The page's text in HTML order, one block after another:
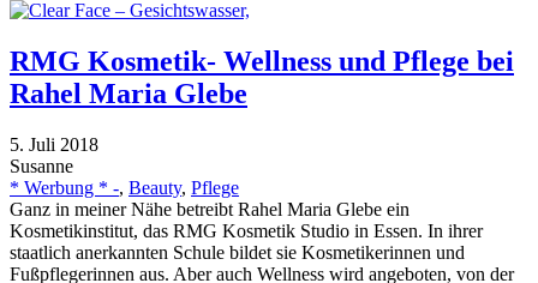
RMG Kosmetik- Wellness und Pflege bei
Rahel Maria Glebe
5. Juli 2018
Susanne
* Werbung * -, Beauty, Pflege
Ganz in meiner Nähe betreibt Rahel Maria Glebe ein
Kosmetikinstitut, das RMG Kosmetik Studio in Essen. In ihrer
staatlich anerkannten Schule bildet sie Kosmetikerinnen und
Fußpflegerinnen aus. Aber auch Wellness wird angeboten, von der